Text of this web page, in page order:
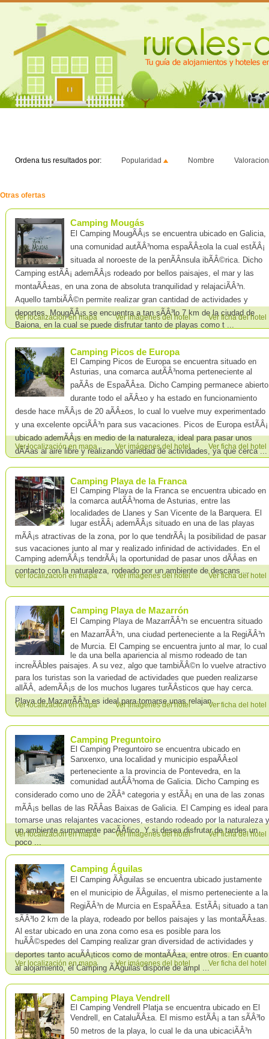
Ordena tus resultados por: Popularidad Nombre
Otras ofertas
Camping Mougás
El Camping MougÃÂ¡s se encuentra ubicado en Galicia,
una comunidad autÃÂ³noma espaÃÂ±ola la cual estÃÂ¡
situada al noroeste de la penÃÂ­nsula ibÃÂ©rica. Dicho
Camping estÃÂ¡ ademÃÂ¡s rodeado por bellos paisajes, el mar y las
montaÃÂ±as, en una zona de absoluta tranquilidad y relajaciÃÂ³n.
Aquello tambiÃÂ©n permite realizar gran cantidad de actividades y
deportes. MougÃÂ¡s se encuentra a tan sÃÂ³lo 7 km de la ciudad de
Baiona, en la cual se puede disfrutar tanto de playas como t ...
Ver localización en mapa Ver imágenes del hotel Ver ficha del hotel
Camping Picos de Europa
El Camping Picos de Europa se encuentra situado en
Asturias, una comarca autÃÂ³noma perteneciente al
paÃÂ­s de EspaÃÂ±a. Dicho Camping permanece abierto
durante todo el aÃÂ±o y ha estado en funcionamiento
desde hace mÃÂ¡s de 20 aÃÂ±os, lo cual lo vuelve muy experimentado
y una excelente opciÃÂ³n para sus vacaciones. Picos de Europa estÃÂ¡
ubicado ademÃÂ¡s en medio de la naturaleza, ideal para pasar unos
dÃÂ­as al aire libre y realizando variedad de actividades, ya que cerca ...
Ver localización en mapa Ver imágenes del hotel Ver ficha del hotel
Camping Playa de la Franca
El Camping Playa de la Franca se encuentra ubicado en
la comarca autÃÂ³noma de Asturias, entre las
localidades de Llanes y San Vicente de la Barquera. El
lugar estÃÂ¡ ademÃÂ¡s situado en una de las playas
mÃÂ¡s atractivas de la zona, por lo que tendrÃÂ¡ la posibilidad de pasar
sus vacaciones junto al mar y realizado infinidad de actividades. En el
Camping ademÃÂ¡s tendrÃÂ¡ la oportunidad de pasar unos dÃÂ­as en
contacto con la naturaleza, rodeado por un ambiente de descans ...
Ver localización en mapa Ver imágenes del hotel Ver ficha del hotel
Camping Playa de Mazarrón
El Camping Playa de MazarrÃÂ³n se encuentra situado
en MazarrÃÂ³n, una ciudad perteneciente a la RegiÃÂ³n
de Murcia. El Camping se encuentra junto al mar, lo cual
le da una bella apariencia al mismo rodeado de tan
increÃÂ­bles paisajes. A su vez, algo que tambiÃÂ©n lo vuelve atractivo
para los turistas son la variedad de actividades que pueden realizarse
allÃÂ­, ademÃÂ¡s de los muchos lugares turÃÂ­sticos que hay cerca.
Playa de MazarrÃÂ³n es ideal para tomarse unas relajan ...
Ver localización en mapa Ver imágenes del hotel Ver ficha del hotel
Camping Preguntoiro
El Camping Preguntoiro se encuentra ubicado en
Sanxenxo, una localidad y municipio espaÃÂ±ol
perteneciente a la provincia de Pontevedra, en la
comunidad autÃÂ³noma de Galicia. Dicho Camping es
considerado como uno de 2ÃÂª categoria y estÃÂ¡ en una de las zonas
mÃÂ¡s bellas de las RÃÂ­as Baixas de Galicia. El Camping es ideal para
tomarse unas relajantes vacaciones, estando rodeado por la naturaleza y
un ambiente sumamente pacÃÂ­fico. Y si desea disfrutar de tardes un
poco ...
Ver localización en mapa Ver imágenes del hotel Ver ficha del hotel
Camping Águilas
El Camping ÃÂguilas se encuentra ubicado justamente
en el municipio de ÃÂguilas, el mismo perteneciente a la
RegiÃÂ³n de Murcia en EspaÃÂ±a. EstÃÂ¡ situado a tan
sÃÂ³lo 2 km de la playa, rodeado por bellos paisajes y las montaÃÂ±as.
Al estar ubicado en una zona como esa es posible para los
huÃÂ©spedes del Camping realizar gran diversidad de actividades y
deportes tanto acuÃÂ¡ticos como de montaÃÂ±a, entre otros. En cuanto
al alojamiento, el Camping ÃÂguilas dispone de ampl ...
Ver localización en mapa Ver imágenes del hotel Ver ficha del hotel
Camping Playa Vendrell
El Camping Vendrell Platja se encuentra ubicado en El
Vendrell, en CataluÃÂ±a. El mismo estÃÂ¡ a tan sÃÂ³lo
50 metros de la playa, lo cual le da una ubicaciÃÂ³n